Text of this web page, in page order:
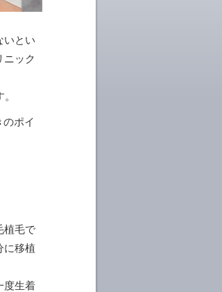
いとい
ニック
ポイ
植毛で
に移植
度生着